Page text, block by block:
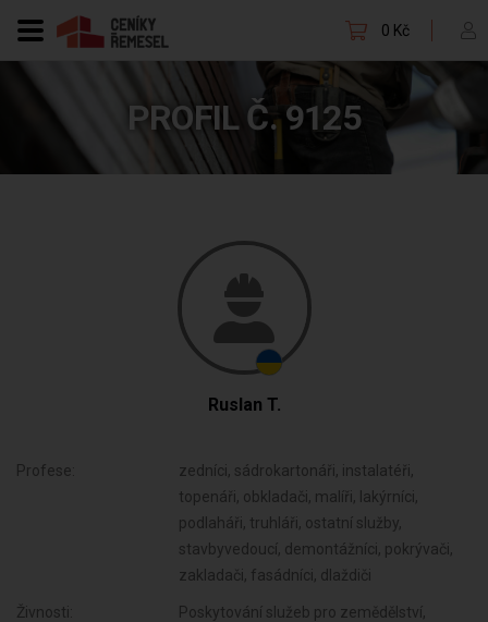
0 Kč
PROFIL Č. 9125
Ruslan T.
Profese:
zedníci, sádrokartonáři, instalatéři,
topenáři, obkladači, malíři, lakýrníci,
podlaháři, truhláři, ostatní služby,
stavbyvedoucí, demontážníci, pokrývači,
zakladači, fasádníci, dlaždiči
Živnosti: Poskytování služeb pro zemědělství, zahradnictví, rybníkářství, lesnictví a myslivost od 10/2025 , Činnost odborného lesního hospodáře a vyhotovování lesních hospodářských plánů a osnov od 10/2025 , Diagnostická, zkušební a poradenská činnost v ochraně rostlin a ošetřování rostlin, rostlinných produktů, objektů a půdy proti škodlivým organismům přípravky na ochranu rostlin nebo biocidními přípravky od 10/2025 , Chov zvířat a jejich výcvik (s výjimkou živočišné výroby) od 10/2025 , Nakládání s reprodukčním materiálem lesních dřevin od 10/2025 , Úprava nerostů, dobývání rašeliny a bahna od 10/2025 , Výroba potravinářských a škrobárenských výrobků od 10/2025 , Pěstitelské pálení od 10/2025 , Výroba krmiv, krmných směsí, doplňkových látek a premixů od 10/2025 , Výroba textilií, textilních výrobků, oděvů a oděvních doplňků od 10/2025 , Výroba a opravy obuvi, brašnářského a sedlářského zboží od 10/2025 , Zpracování dřeva, výroba dřevěných, korkových, proutěných a slaměných výrobků od 10/2025 , Výroba vlákniny, papíru a lepenky a zboží z těchto materiálů od 10/2025 , Vydavatelské činnosti, polygrafická výroba, knihařské a kopírovací práce od 10/2025 , Výroba, rozmnožování, distribuce, prodej, pronájem zvukových a zvukově-obrazových záznamů a výroba nenahraných nosičů údajů a záznamů od 10/2025 , Výroba koksu, surového dehtu a jiných pevných paliv od 10/2025 , Výroba chemických látek a chemických směsí nebo předmětů a kosmetických přípravků od 10/2025 , Výroba hnojiv od 10/2025 , Výroba plastových a pryžových výrobků od 10/2025 , Výroba a zpracování skla od 10/2025 , Výroba stavebních hmot, porcelánových, keramických a sádrových výrobků od 10/2025 , Výroba brusiv a ostatních minerálních nekovových výrobků od 10/2025 , Broušení technického a šperkového kamene od 10/2025 , Výroba a hutní zpracování železa, drahých a neželezných kovů a jejich slitin od 10/2025 , Výroba kovových konstrukcí a kovodělných výrobků od 10/2025 , Umělecko-řemeslné zpracování kovů od 10/2025 , Povrchové úpravy a svařování kovů a dalších materiálů od 10/2025 , Výroba měřicích, zkušebních, navigačních, optických a fotografických přístrojů a zařízení od 10/2025 , Výroba elektronických součástek, elektrických zařízení a výroba a opravy elektrických strojů, přístrojů a elektronických zařízení pracujících na malém napětí od 10/2025 , Výroba neelektrických zařízení pro domácnost od 10/2025 , Výroba strojů a zařízení od 10/2025 , Výroba motorových a přípojných vozidel a karoserií od 10/2025 , Stavba a výroba plavidel od 10/2025 , Výroba, vývoj, projektování, zkoušky, instalace, údržba, opravy, modifikace a konstrukční změny letadel, motorů letadel, vrtulí, letadlových částí a zařízení a leteckých pozemních zařízení od 10/2025 , Výroba drážních hnacích vozidel a drážních vozidel na dráze tramvajové, trolejbusové a lanové a železničního parku od 10/2025 , Přípravné a dokončovací stavební práce, specializované stavební činnosti od 10/2025 , Výroba jízdních kol, vozíků pro invalidy a jiných nemotorových dopravních prostředků od 10/2025 , Sklenářské práce, rámování a paspartování od 10/2025 , Výroba a opravy čalounických výrobků od 10/2025 , Zprostředkování obchodu a služeb od 10/2025 , Výroba, opravy a údržba sportovních potřeb, her, hraček a dětských kočárků od 10/2025 , Velkoobchod a maloobchod od 10/2025 , Výroba zdravotnických prostředků od 10/2025 , Zastavárenská činnost a maloobchod s použitým zbožím od 10/2025 , Výroba a opravy zdrojů ionizujícího záření od 10/2025 , Údržba motorových vozidel a jejich příslušenství od 10/2025 , Potrubní a pozemní doprava (vyjma železniční a silniční motorové dopravy) od 10/2025 , Výroba školních a kancelářských potřeb, kromě výrobků z papíru, výroba bižuterie, kartáčnického a konfekčního zboží, deštníků, upomínkových předmětů od 10/2025 , Skladování, balení zboží, manipulace s nákladem a technické činnosti v dopravě od 10/2025 , Výroba dalších výrobků zpracovatelského průmyslu od 10/2025 , Zasilatelství a zastupování v celním řízení od 10/2025 ,